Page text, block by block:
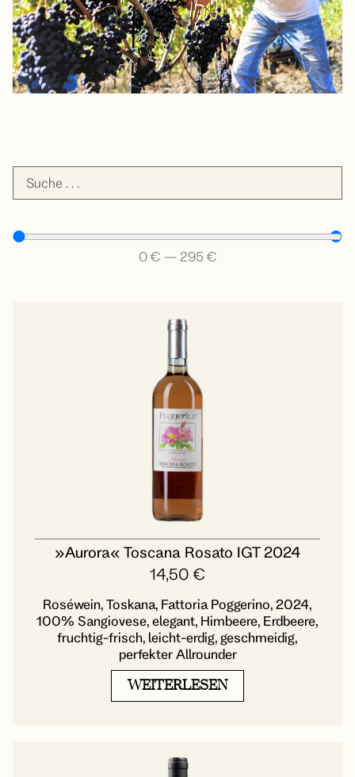
0 € — 295 €
»Aurora« Toscana Rosato IGT 2024
14,50 €
Roséwein, Toskana, Fattoria Poggerino, 2024,
100% Sangiovese, elegant, Himbeere, Erdbeere,
fruchtig-frisch, leicht-erdig, geschmeidig,
perfekter Allrounder
WEITERLESEN